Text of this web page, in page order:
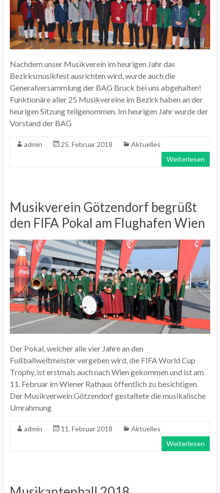
Nachdem unser Musikverein im heurigen Jahr das
Bezirksmusikfest ausrichten wird, wurde auch die
Generalversammlung der BAG Bruck bei uns abgehalten!
Funktionäre aller 25 Musikvereine im Bezirk haben an der
heurigen Sitzung teilgenommen. Im heurigen Jahr wurde der
Vorstand der BAG
admin 25. Februar 2018
Aktuelles
Weiterlesen
Musikverein Götzendorf begrüßt
den FIFA Pokal am Flughafen Wien
Der Pokal, welcher alle vier Jahre an den
Fußballweltmeister vergeben wird, die FIFA World Cup
Trophy, ist erstmals auch nach Wien gekommen und ist am
11. Februar im Wiener Rathaus öffentlich zu besichtigen.
Der Musikverwein Götzendorf gestaltete die musikalische
Umrahmung
admin 11. Februar 2018
Aktuelles
Weiterlesen